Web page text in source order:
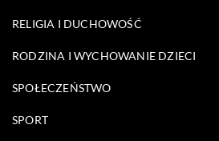
RELIGIA I DUCHOWOŚĆ
RODZINA I WYCHOWANIE DZIECI
SPOŁECZEŃSTWO
SPORT